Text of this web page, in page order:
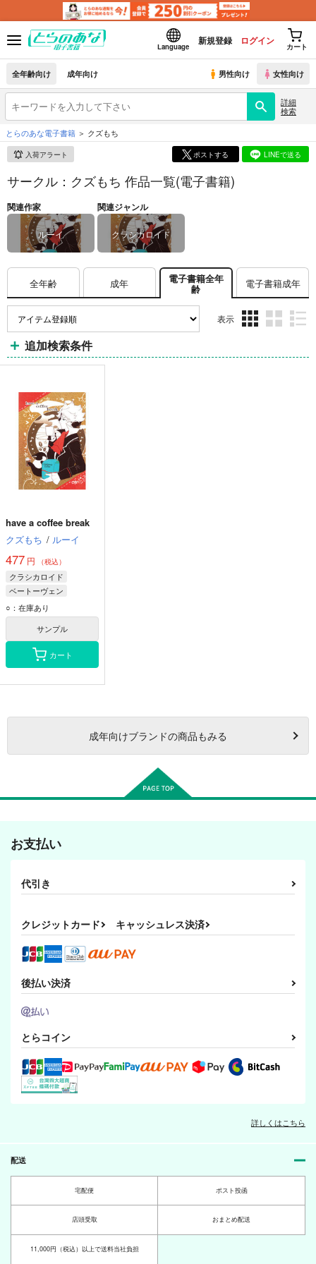
Language
新規登録 ログイン
カート
全年齢向け 成年向け 男性向け 女性向け
詳細
検索
とらのあな電子書籍
クズもち
入荷アラート ポストする LINEで送る
サークル：クズもち 作品一覧(電子書籍)
関連作家
ルーイ
関連ジャンル
クラシカロイド
全年齢 成年 電子書籍全年
齢 電子書籍成年
表示
ム
ム
ム
追加検索条件
have a coffee break
クズもち / ルーイ
477 円 （税込）
クラシカロイド
ベートーヴェン
○：在庫あり
サンプル
カート
成年向けブランドの商品もみる
お支払い
代引き
クレジットカード キャッシュレス決済
後払い決済
とらコイン
詳しくはこちら
配送
宅配便 ポスト投函
店頭受取 おまとめ配送
11,000円（税込）以上で送料当社負担